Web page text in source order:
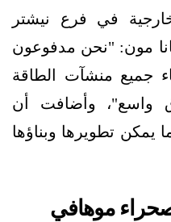
في فرع نيشتر
مون: "نحن مدفوعون
جميع منشآت الطاقة
واسع"، وأضافت أن
يمكن تطويرها وبناؤها
موهافي